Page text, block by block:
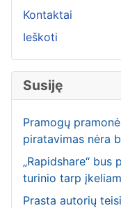
Kontaktai
Ieškoti
Susiję
Pramogų
piratavimas nėra
„Rapidshare“
turinio tarp
Prasta autorių